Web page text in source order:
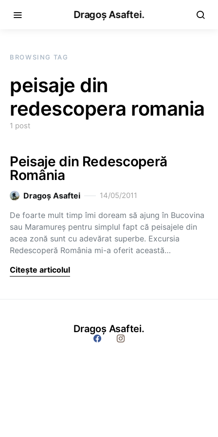
Dragoș Asaftei.
BROWSING TAG
peisaje din
redescopera romania
1 post
Peisaje din Redescoperă
România
Dragoş Asaftei 14/05/2011
De foarte mult timp îmi doream să ajung în Bucovina
sau Maramureș pentru simplul fapt că peisajele din
acea zonă sunt cu adevărat superbe. Excursia
Redescoperă România mi-a oferit această…
Citește articolul
Dragoș Asaftei.